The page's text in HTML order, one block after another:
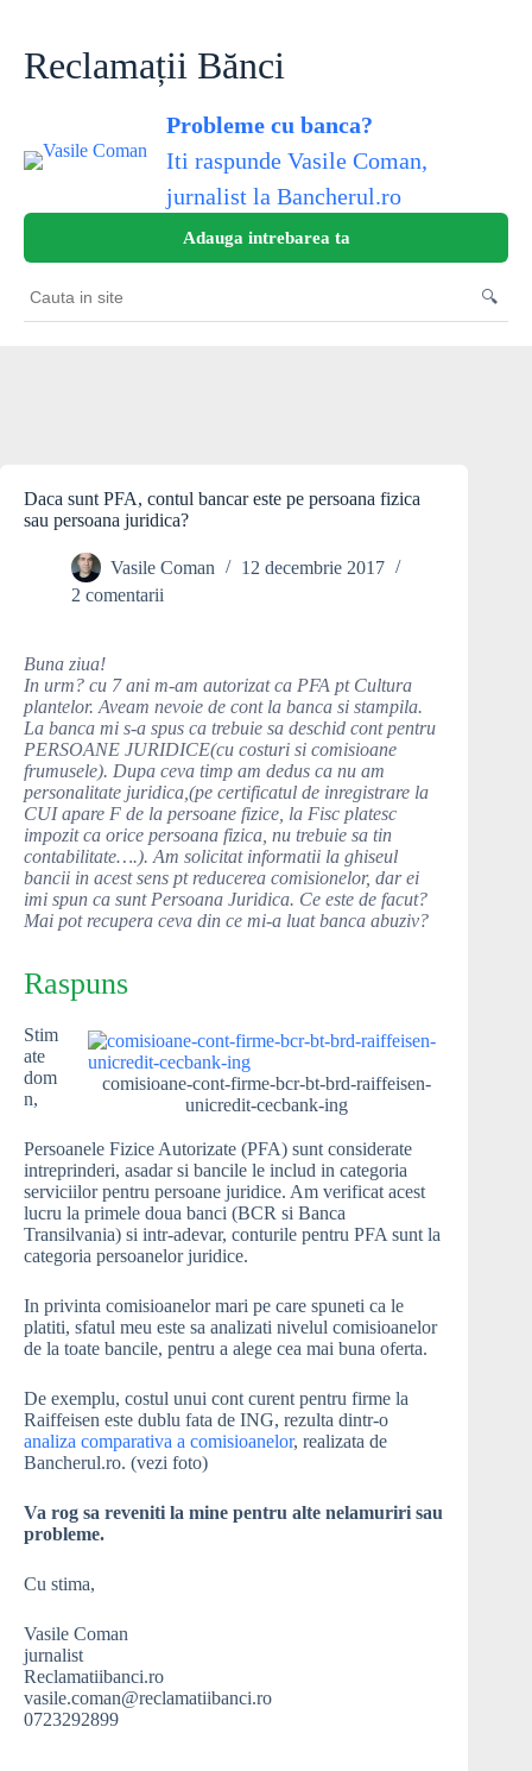
conținutReclamații Bănci
Probleme cu banca?
Iti raspunde Vasile Coman,
jurnalist la Bancherul.ro
Adauga intrebarea ta
Cauta
in
🔍
Daca sunt PFA, contul bancar este pe persoana fizica
sau persoana juridica?
Vasile Coman
12 decembrie 2017
2 comentarii
Buna ziua!
In urm? cu 7 ani m-am autorizat ca PFA pt Cultura
plantelor. Aveam nevoie de cont la banca si stampila.
La banca mi s-a spus ca trebuie sa deschid cont pentru
PERSOANE JURIDICE(cu costuri si comisioane
frumusele). Dupa ceva timp am dedus ca nu am
personalitate juridica,(pe certificatul de inregistrare la
CUI apare F de la persoane fizice, la Fisc platesc
impozit ca orice persoana fizica, nu trebuie sa tin
contabilitate….). Am solicitat informatii la ghiseul
bancii in acest sens pt reducerea comisionelor, dar ei
imi spun ca sunt Persoana Juridica. Ce este de facut?
Mai pot recupera ceva din ce mi-a luat banca abuziv?
Raspuns
comisioane-cont-firme-bcr-bt-brd-raiffeisen-
unicredit-cecbank-ing
Stim
ate
dom
n,
Persoanele Fizice Autorizate (PFA) sunt considerate
intreprinderi, asadar si bancile le includ in categoria
serviciilor pentru persoane juridice. Am verificat acest
lucru la primele doua banci (BCR si Banca
Transilvania) si intr-adevar, conturile pentru PFA sunt la
categoria persoanelor juridice.
In privinta comisioanelor mari pe care spuneti ca le
platiti, sfatul meu este sa analizati nivelul comisioanelor
de la toate bancile, pentru a alege cea mai buna oferta.
De exemplu, costul unui cont curent pentru firme la
Raiffeisen este dublu fata de ING, rezulta dintr-o
analiza comparativa a comisioanelor, realizata de
Bancherul.ro. (vezi foto)
Va rog sa reveniti la mine pentru alte nelamuriri sau
probleme.
Cu stima,
Vasile Coman
jurnalist
Reclamatiibanci.ro
vasile.coman@reclamatiibanci.ro
0723292899